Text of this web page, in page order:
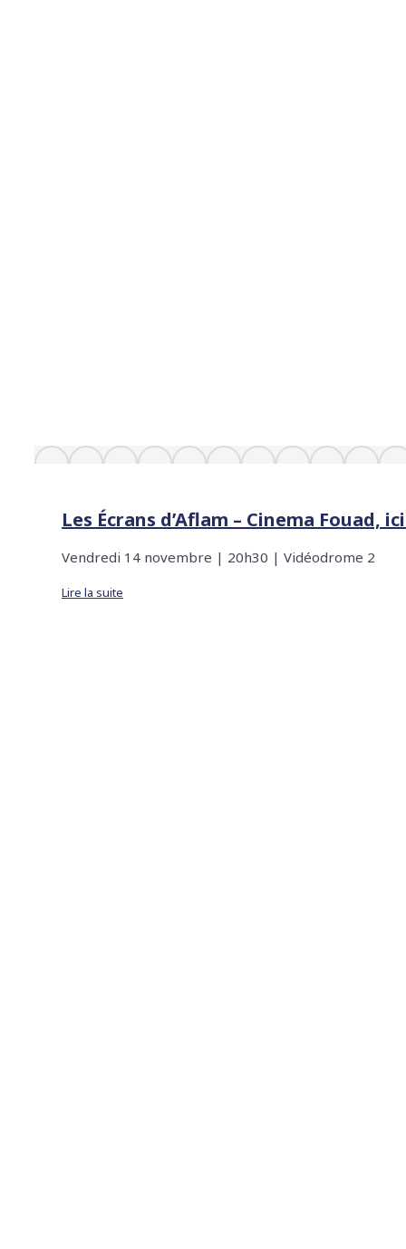
Les Écrans d’Aflam – Cinema Fouad,
Vendredi 14 novembre | 20h30 | Vidéodrome 2
Lire la suite